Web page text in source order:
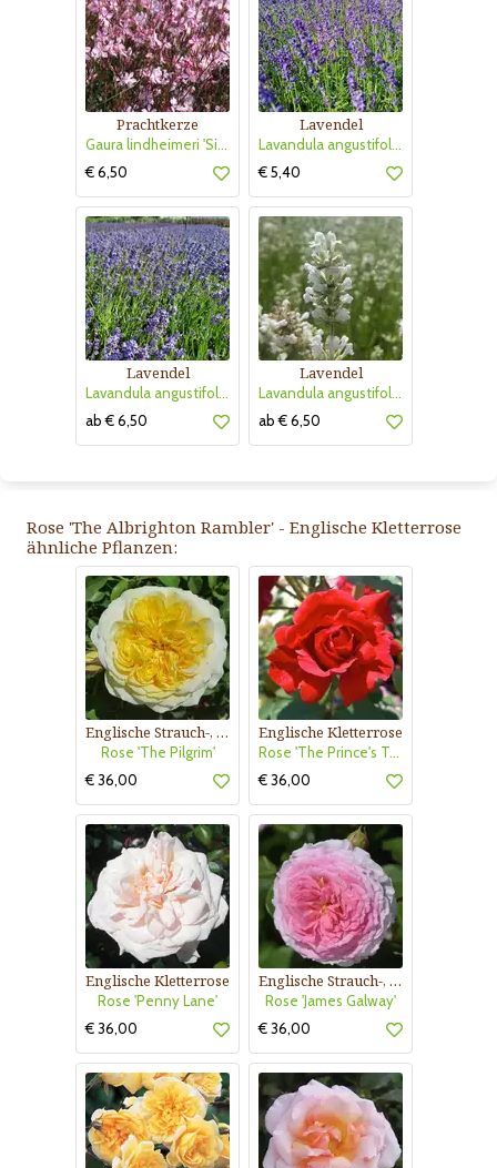
Prachtkerze
Gaura lindheimeri 'Siskiyou Pink'
€ 6,50
Lavendel
Lavandula angustifolia 'Hidcote'
€ 5,40
Lavendel
Lavandula angustifolia 'Thumbelina Leigh'
ab € 6,50
Lavendel
Lavandula angustifolia 'Arctic Snow'
ab € 6,50
Rose 'The Albrighton Rambler' - Englische Kletterrose
ähnliche Pflanzen:
Englische Strauch-, Kletterrose
Rose 'The Pilgrim'
€ 36,00
Englische Kletterrose
Rose 'The Prince's Trust'
€ 36,00
Englische Kletterrose
Rose 'Penny Lane'
€ 36,00
Englische Strauch-, Kletterrose
Rose 'James Galway'
€ 36,00